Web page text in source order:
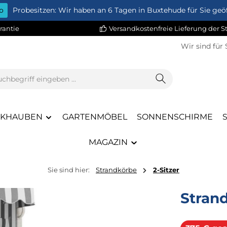
Probesitzen: Wir haben an 6 Tagen in Buxtehude für Sie
Versandkostenfreie Lieferung der
Wir sind für
GARTENMÖBEL SONNENSCHIRME
MAGAZIN
Sie sind hier: Strandkörbe 2-Sitzer